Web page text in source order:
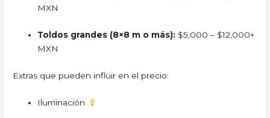
MXN
Toldos grandes (8×8 m o más): $5,000 – $12,000+
MXN
Extras que pueden influir en el precio:
Iluminación